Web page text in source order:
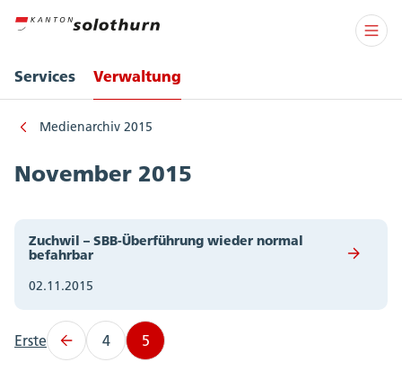
Services Verwaltung
Medienarchiv 2015
November 2015
Zuchwil – SBB-Überführung wieder normal
befahrbar
02.11.2015
Erste 4 5